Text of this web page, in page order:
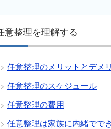
意整理を理解する
任意整理のメリットとデメ
任意整理のスケジュール
任意整理の費用
任意整理は家族に内緒でで